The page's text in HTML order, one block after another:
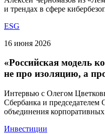
и трендах в сфере
ESG
16 июня 2026
«Российская модель
не про изоляцию, а
Интервью с Олегом
Сбербанка и председателем
объединения корпоративных
Инвестиции